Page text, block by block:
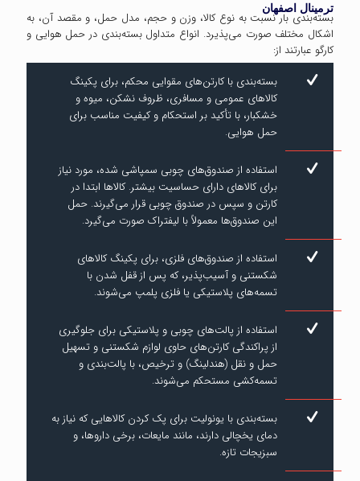
ترمینال اصفهان
بسته‌بندی بار نسبت به نوع کالا، وزن و حجم، مدل حمل، و مقصد آن، به
اشکال مختلف صورت می‌پذیرد. انواع متداول بسته‌بندی در حمل هوایی و
کارگو عبارتند از:
بسته‌بندی با کارتن‌های مقوایی محکم، برای پکینگ
کالاهای عمومی و مسافری، ظروف نشکن، میوه و
خشکبار، با تأکید بر استحکام و کیفیت مناسب برای
حمل هوایی.
استفاده از صندوق‌های چوبی سمپاشی شده، مورد نیاز
برای کالاهای دارای حساسیت بیشتر. کالاها ابتدا در
کارتن و سپس در صندوق چوبی قرار می‌گیرند. حمل
این صندوق‌ها معمولاً با لیفتراک صورت می‌گیرد.
استفاده از صندوق‌های فلزی، برای پکینگ کالاهای
شکستنی و آسیب‌پذیر، که پس از قفل شدن با
تسمه‌های پلاستیکی یا فلزی پلمپ می‌شوند.
استفاده از پالت‌های چوبی و پلاستیکی برای جلوگیری
از پراکندگی کارتن‌های حاوی لوازم شکستنی و تسهیل
حمل و نقل (هندلینگ) و ترخیص، با پالت‌بندی و
تسمه‌کشی مستحکم می‌شوند.
بسته‌بندی با یونولیت برای پک کردن کالاهایی که نیاز به
دمای یخچالی دارند، مانند مایعات، برخی داروها، و
سبزیجات تازه.